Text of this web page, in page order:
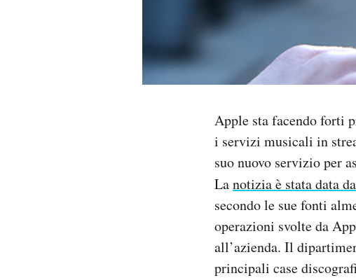
Apple sta facendo forti
i servizi musicali in
suo nuovo servizio per
Lanotizia è stata data da
secondo le sue fonti
operazioni svolte da
all’azienda. Il
principali case